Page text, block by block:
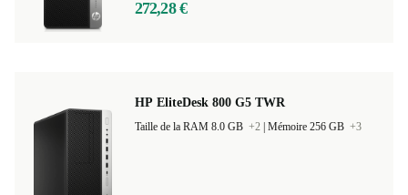
272,28 €
HP EliteDesk 800 G5 TWR
Taille de la RAM 8.0 GB +2 Mémoire 256 GB +3